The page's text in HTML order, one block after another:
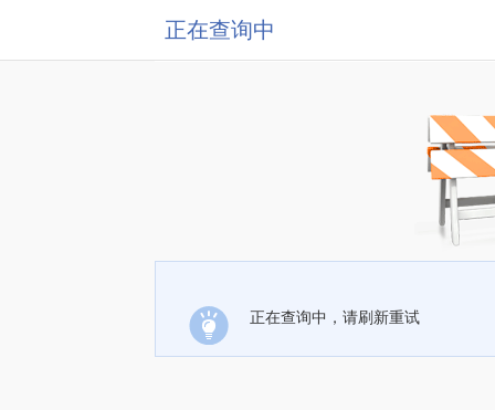
正在查询中
正在查询中，请刷新重试